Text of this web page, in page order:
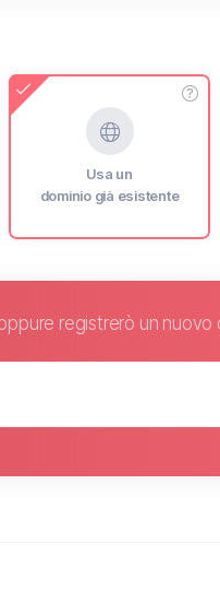
Usa un
dominio già esistente
registrerò un nuovo